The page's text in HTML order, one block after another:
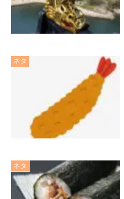
ネタ
ネタ